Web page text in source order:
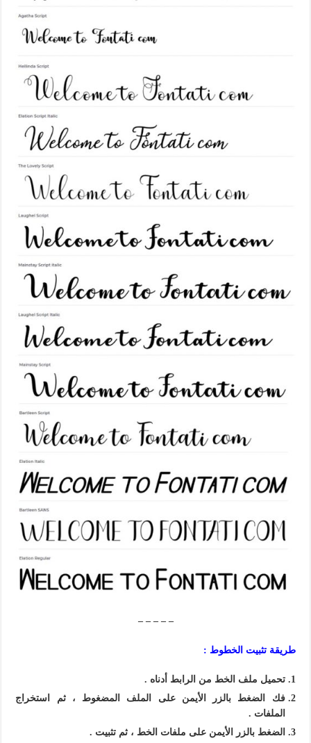
– – – – –
طريقة تثبيت الخطوط :
تحميل ملف الخط من الرابط أدناه .
فك الضغط بالزر الأيمن على الملف المضغوط ، ثم استخراج
الملفات .
الضغط بالزر الأيمن على ملفات الخط ، ثم تثبيت .